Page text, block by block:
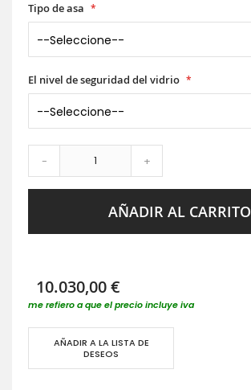
Tipo de asa
El nivel de seguridad del vidrio
- +
AÑADIR AL CARRITO
10.030,00 €
me refiero a que el precio incluye iva
AÑADIR A LA LISTA DE
DESEOS